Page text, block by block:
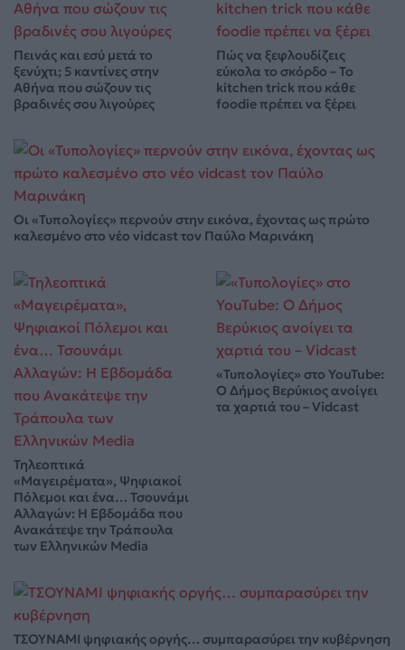
Πεινάς και εσύ μετά το
ξενύχτι; 5 καντίνες στην
Αθήνα που σώζουν τις
βραδινές σου λιγούρες
Πώς να ξεφλουδίζεις
εύκολα το σκόρδο – Το
kitchen trick που κάθε
foodie πρέπει να ξέρει
Οι «Τυπολογίες» περνούν στην εικόνα, έχοντας ως πρώτο
καλεσμένο στο νέο vidcast τον Παύλο Μαρινάκη
Τηλεοπτικά
«Μαγειρέματα», Ψηφιακοί
Πόλεμοι και ένα… Τσουνάμι
Αλλαγών: Η Εβδομάδα που
Ανακάτεψε την Τράπουλα
των Ελληνικών Media
«Τυπολογίες» στο YouTube:
Ο Δήμος Βερύκιος ανοίγει
τα χαρτιά του – Vidcast
ΤΣΟΥΝΑΜΙ ψηφιακής οργής… συμπαρασύρει την κυβέρνηση